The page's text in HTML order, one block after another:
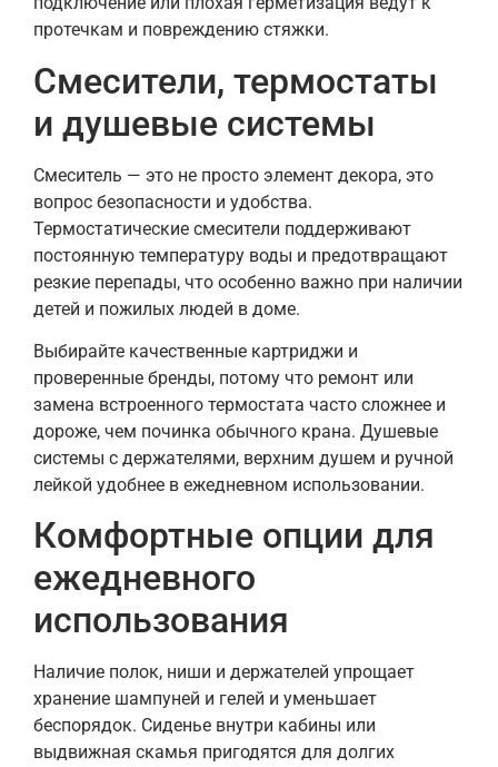
протечкам и повреждению стяжки.
Смесители, термостаты
и душевые системы
Смеситель — это не просто элемент декора, это
вопрос безопасности и удобства.
Термостатические смесители поддерживают
постоянную температуру воды и предотвращают
резкие перепады, что особенно важно при наличии
детей и пожилых людей в доме.
Выбирайте качественные картриджи и
проверенные бренды, потому что ремонт или
замена встроенного термостата часто сложнее и
дороже, чем починка обычного крана. Душевые
системы с держателями, верхним душем и ручной
лейкой удобнее в ежедневном использовании.
Комфортные опции для
ежедневного
использования
Наличие полок, ниши и держателей упрощает
хранение шампуней и гелей и уменьшает
беспорядок. Сиденье внутри кабины или
выдвижная скамья пригодятся для долгих